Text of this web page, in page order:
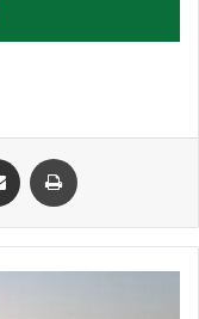
Compartilhar via e-mail